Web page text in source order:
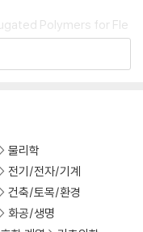
Polymers for Fle
Sensors
Sensors
Wearable Sensors
물리학
전기/전자/기계
건축/토목/환경
화공/생명